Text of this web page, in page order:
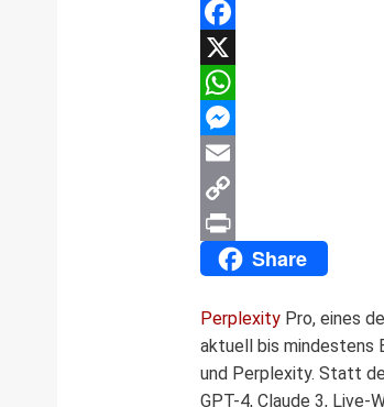
Google
Translate
Facebook
X
WhatsApp
Messenger
Email
Copy
Link
Print Share
Perplexity Pro, eines
aktuell bis mindestens
und Perplexity. Statt
GPT-4, Claude 3, Live-